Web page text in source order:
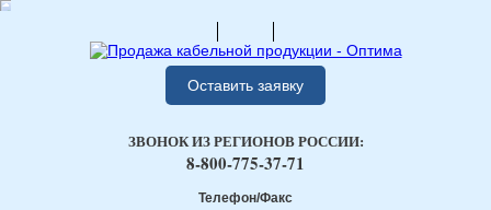
Оставить заявку
Телефон/Факс
ЗВОНОК ИЗ РЕГИОНОВ РОССИИ:
8-800-775-37-71